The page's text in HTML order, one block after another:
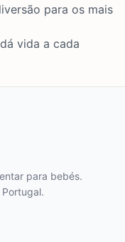
para os mais
vida a cada
para bebés.